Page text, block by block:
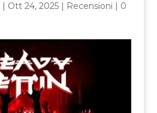
| Ott 24, 2025| Recensioni | 0